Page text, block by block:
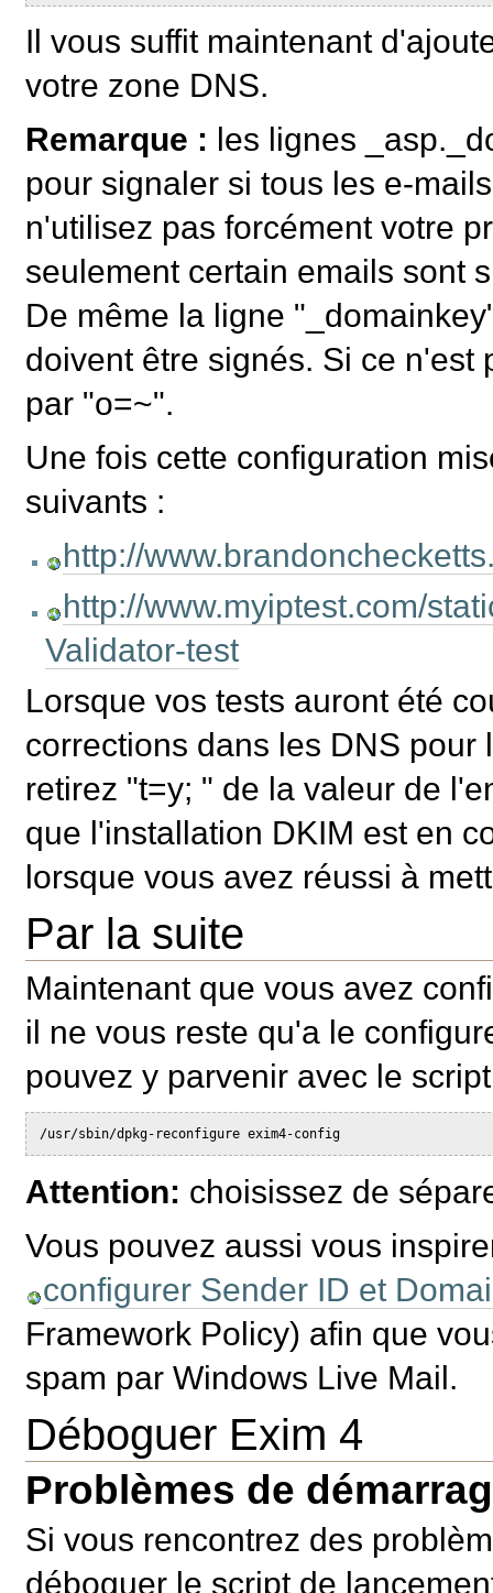
Il vous suffit maintenant
votre zone DNS.
Remarque : les lignes
pour signaler si tous les e-
n'utilisez pas forcément votre
seulement certain emails sont
De même la ligne
doivent être signés. Si ce n'est
par "o=~".
Une fois cette configuration
suivants :
http://
http://www.myiptest.com/
Validator-test
Lorsque vos tests auront été
corrections dans les DNS
retirez "t=y; " de la valeur de
que l'installation DKIM est en
lorsque vous avez réussi à
Par la suite
Maintenant que vous avez
il ne vous reste qu'a le
pouvez y parvenir avec le
/usr/sbin/dpkg-reconfigure exim4-config
Attention: choisissez de
Vous pouvez aussi vous
configurer Sender ID et
Framework Policy) afin que
spam par Windows Live Mail.
Déboguer Exim 4
Problèmes de
Si vous rencontrez des
déboguer le script de